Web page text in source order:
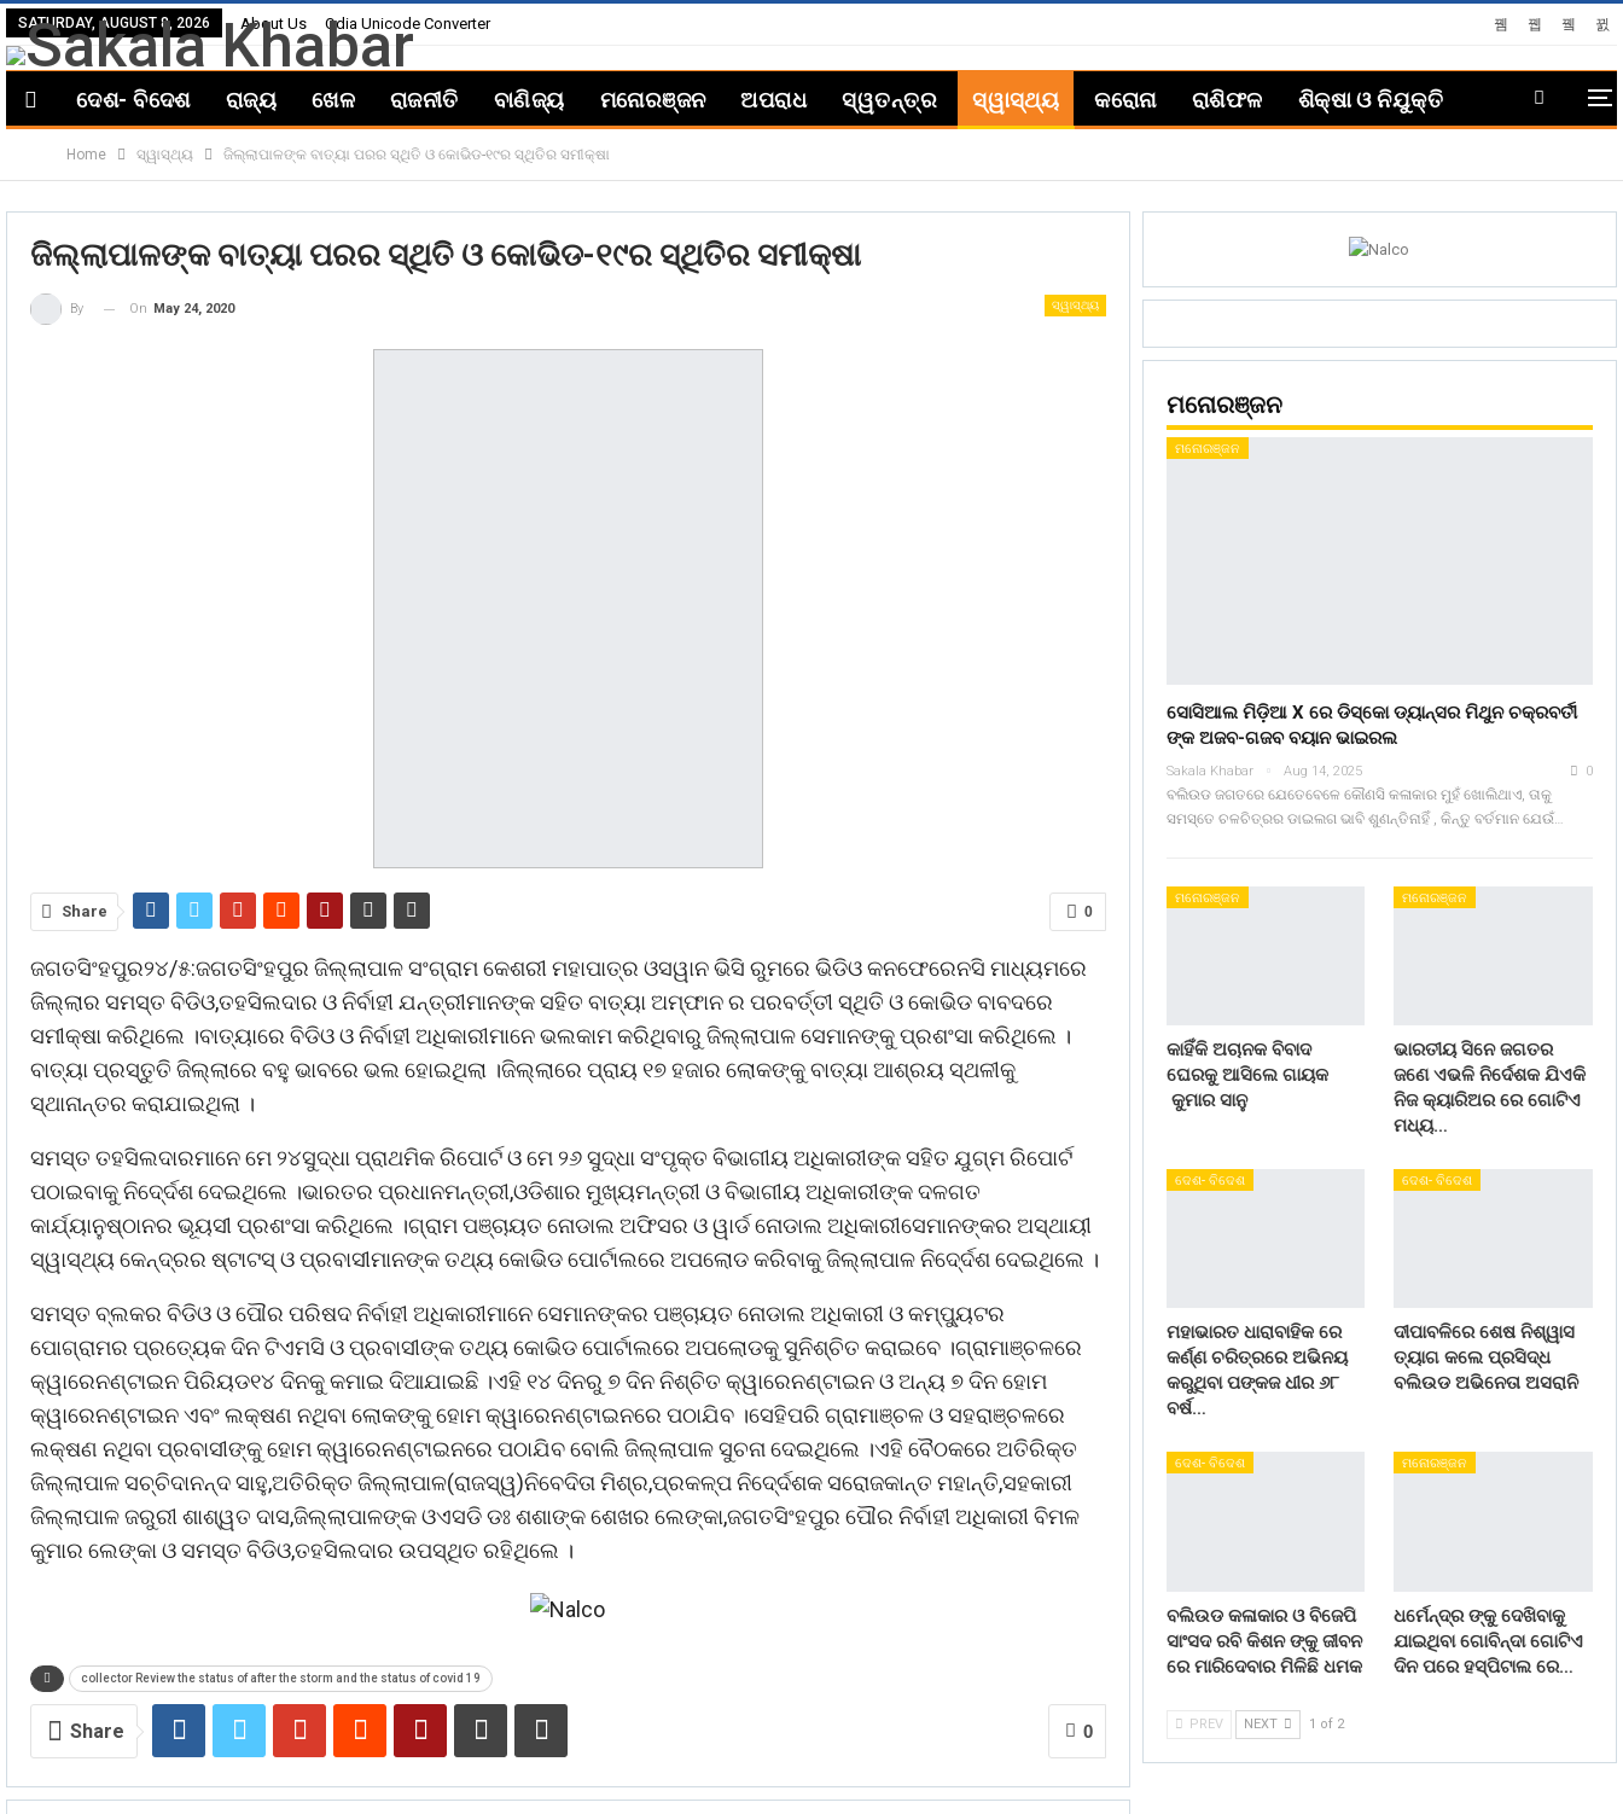
SATURDAY, AUGUST 8, 2026 About Us Odia Unicode Converter
ଦେଶ- ବିଦେଶ ରାଜ୍ୟ ଖେଳ ରାଜନୀତି ବାଣିଜ୍ୟ ମନୋରଞ୍ଜନ ଅପରାଧ ସ୍ୱତନ୍ତ୍ର ସ୍ୱାସ୍ଥ୍ୟ କରୋନା ରାଶିଫଳ ଶିକ୍ଷା ଓ ନିଯୁକ୍ତି
Home ସ୍ୱାସ୍ଥ୍ୟ ଜିଲ୍ଲାପାଳଙ୍କ ବାତ୍ୟା ପରର ସ୍ଥିତି ଓ କୋଭିଡ-୧୯ର ସ୍ଥିତିର ସମୀକ୍ଷା
ଜିଲ୍ଲାପାଳଙ୍କ ବାତ୍ୟା ପରର ସ୍ଥିତି ଓ କୋଭିଡ-୧୯ର ସ୍ଥିତିର ସମୀକ୍ଷା
ସ୍ୱାସ୍ଥ୍ୟ
By On May 24, 2020
0
Share
ଜଗତସିଂହପୁର୨୪/୫:ଜଗତସିଂହପୁର ଜିଲ୍ଲାପାଳ ସଂଗ୍ରାମ କେଶରୀ ମହାପାତ୍ର ଓସୱାନ ଭିସି ରୁମରେ ଭିଡିଓ କନଫେରେନସି ମାଧ୍ୟମରେ
ଜିଲ୍ଲାର ସମସ୍ତ ବିଡିଓ,ତହସିଲଦାର ଓ ନିର୍ବାହୀ ଯନ୍ତ୍ରୀମାନଙ୍କ ସହିତ ବାତ୍ୟା ଅମ୍ଫାନ ର ପରବର୍ତ୍ତୀ ସ୍ଥିତି ଓ କୋଭିଡ ବାବଦରେ
ସମୀକ୍ଷା କରିଥିଲେ ।ବାତ୍ୟାରେ ବିଡିଓ ଓ ନିର୍ବାହୀ ଅଧିକାରୀମାନେ ଭଲକାମ କରିଥିବାରୁ ଜିଲ୍ଲାପାଳ ସେମାନଙ୍କୁ ପ୍ରଶଂସା କରିଥିଲେ ।
ବାତ୍ୟା ପ୍ରସ୍ତୁତି ଜିଲ୍ଲାରେ ବହୁ ଭାବରେ ଭଲ ହୋଇଥିଲା ।ଜିଲ୍ଲାରେ ପ୍ରାୟ ୧୭ ହଜାର ଲୋକଙ୍କୁ ବାତ୍ୟା ଆଶ୍ରୟ ସ୍ଥଳୀକୁ
ସ୍ଥାନାନ୍ତର କରାଯାଇଥିଲା ।
ସମସ୍ତ ତହସିଲଦାରମାନେ ମେ ୨୪ସୁଦ୍ଧା ପ୍ରାଥମିକ ରିପୋର୍ଟ ଓ ମେ ୨୬ ସୁଦ୍ଧା ସଂପୃକ୍ତ ବିଭାଗୀୟ ଅଧିକାରୀଙ୍କ ସହିତ ଯୁଗ୍ମ ରିପୋର୍ଟ
ପଠାଇବାକୁ ନିଦେ୍ର୍ଦଶ ଦେଇଥିଲେ ।ଭାରତର ପ୍ରଧାନମନ୍ତ୍ରୀ,ଓଡିଶାର ମୁଖ୍ୟମନ୍ତ୍ରୀ ଓ ବିଭାଗୀୟ ଅଧିକାରୀଙ୍କ ଦଳଗତ
କାର୍ଯ୍ୟାନୁଷ୍ଠାନର ଭୂୟସୀ ପ୍ରଶଂସା କରିଥିଲେ ।ଗ୍ରାମ ପଞ୍ଚାୟତ ନୋଡାଲ ଅଫିସର ଓ ୱାର୍ଡ ନୋଡାଲ ଅଧିକାରୀସେମାନଙ୍କର ଅସ୍ଥାୟୀ
ସ୍ୱାସ୍ଥ୍ୟ କେନ୍ଦ୍ରର ଷ୍ଟାଟସ୍ ଓ ପ୍ରବାସୀମାନଙ୍କ ତଥ୍ୟ କୋଭିଡ ପୋର୍ଟାଲରେ ଅପଲୋଡ କରିବାକୁ ଜିଲ୍ଲାପାଳ ନିଦେ୍ର୍ଦଶ ଦେଇଥିଲେ ।
ସମସ୍ତ ବ୍ଲକର ବିଡିଓ ଓ ପୌର ପରିଷଦ ନିର୍ବାହୀ ଅଧିକାରୀମାନେ ସେମାନଙ୍କର ପଞ୍ଚାୟତ ନୋଡାଲ ଅଧିକାରୀ ଓ କମ୍ପ୍ୟୁଟର
ପୋଗ୍ରାମର ପ୍ରତ୍ୟେକ ଦିନ ଟିଏମସି ଓ ପ୍ରବାସୀଙ୍କ ତଥ୍ୟ କୋଭିଡ ପୋର୍ଟାଲରେ ଅପଲୋଡକୁ ସୁନିଶ୍ଚିତ କରାଇବେ ।ଗ୍ରାମାଞ୍ଚଳରେ
କ୍ୱାରେନଣ୍ଟାଇନ ପିରିୟଡ୧୪ ଦିନକୁ କମାଇ ଦିଆଯାଇଛି ।ଏହି ୧୪ ଦିନରୁ ୭ ଦିନ ନିଶ୍ଚିତ କ୍ୱାରେନଣ୍ଟାଇନ ଓ ଅନ୍ୟ ୭ ଦିନ ହୋମ
କ୍ୱାରେନଣ୍ଟାଇନ ଏବଂ ଲକ୍ଷଣ ନଥିବା ଲୋକଙ୍କୁ ହୋମ କ୍ୱାରେନଣ୍ଟାଇନରେ ପଠାଯିବ ।ସେହିପରି ଗ୍ରାମାଞ୍ଚଳ ଓ ସହରାଞ୍ଚଳରେ
ଲକ୍ଷଣ ନଥିବା ପ୍ରବାସୀଙ୍କୁ ହୋମ କ୍ୱାରେନଣ୍ଟାଇନରେ ପଠାଯିବ ବୋଲି ଜିଲ୍ଲାପାଳ ସୁଚନା ଦେଇଥିଲେ ।ଏହି ବୈଠକରେ ଅତିରିକ୍ତ
ଜିଲ୍ଲାପାଳ ସଚ୍ଚିଦାନନ୍ଦ ସାହୁ,ଅତିରିକ୍ତ ଜିଲ୍ଲାପାଳ(ରାଜସ୍ୱ)ନିବେଦିତା ମିଶ୍ର,ପ୍ରକଳ୍ପ ନିଦେ୍ର୍ଦଶକ ସରୋଜକାନ୍ତ ମହାନ୍ତି,ସହକାରୀ
ଜିଲ୍ଲାପାଳ ଜରୁରୀ ଶାଶ୍ୱତ ଦାସ,ଜିଲ୍ଲାପାଳଙ୍କ ଓଏସଡି ଡଃ ଶଶାଙ୍କ ଶେଖର ଲେଙ୍କା,ଜଗତସିଂହପୁର ପୌର ନିର୍ବାହୀ ଅଧିକାରୀ ବିମଳ
କୁମାର ଲେଙ୍କା ଓ ସମସ୍ତ ବିଡିଓ,ତହସିଲଦାର ଉପସ୍ଥିତ ରହିଥିଲେ ।
collector Review the status of after the storm and the status of covid 19
0
Share
ମନୋରଞ୍ଜନ
ମନୋରଞ୍ଜନ
ସୋସିଆଲ ମିଡ଼ିଆ X ରେ ଡିସ୍କୋ ଡ୍ୟାନ୍ସର ମିଥୁନ ଚକ୍ରବର୍ତୀ
ଙ୍କ ଅଜବ-ଗଜବ ବୟାନ ଭାଇରଲ
Sakala Khabar Aug 14, 2025 0
ବଲିଉଡ ଜଗତରେ ଯେତେବେଳେ କୌଣସି କଳାକାର ମୁହଁ ଖୋଲିଥାଏ, ତାକୁ
ସମସ୍ତେ ଚଳଚିତ୍ରର ଡାଇଲଗ ଭାବି ଶୁଣନ୍ତିନାହିଁ , କିନ୍ତୁ ବର୍ତମାନ ଯେଉଁ…
ମନୋରଞ୍ଜନ
କାହିଁକି ଅଚାନକ ବିବାଦ
ଘେରକୁ ଆସିଲେ ଗାୟକ
କୁମାର ସାନୁ
ମନୋରଞ୍ଜନ
ଭାରତୀୟ ସିନେ ଜଗତର
ଜଣେ ଏଭଳି ନିର୍ଦେଶକ ଯିଏକି
ନିଜ କ୍ୟାରିଅର ରେ ଗୋଟିଏ
ମଧ୍ୟ…
ଦେଶ- ବିଦେଶ
ମହାଭାରତ ଧାରାବାହିକ ରେ
କର୍ଣ୍ଣ ଚରିତ୍ରରେ ଅଭିନୟ
କରୁଥିବା ପଙ୍କଜ ଧୀର ୬୮
ବର୍ଷ…
ଦେଶ- ବିଦେଶ
ଦୀପାବଳିରେ ଶେଷ ନିଶ୍ୱାସ
ତ୍ୟାଗ କଲେ ପ୍ରସିଦ୍ଧ
ବଲିଉଡ ଅଭିନେତା ଅସରାନି
ଦେଶ- ବିଦେଶ
ବଲିଉଡ କଳାକାର ଓ ବିଜେପି
ସାଂସଦ ରବି କିଶନ ଙ୍କୁ ଜୀବନ
ରେ ମାରିଦେବାର ମିଳିଛି ଧମକ
ମନୋରଞ୍ଜନ
ଧର୍ମେନ୍ଦ୍ର ଙ୍କୁ ଦେଖିବାକୁ
ଯାଇଥିବା ଗୋବିନ୍ଦା ଗୋଟିଏ
ଦିନ ପରେ ହସ୍ପିଟାଲ ରେ…
PREV NEXT 1 of 2